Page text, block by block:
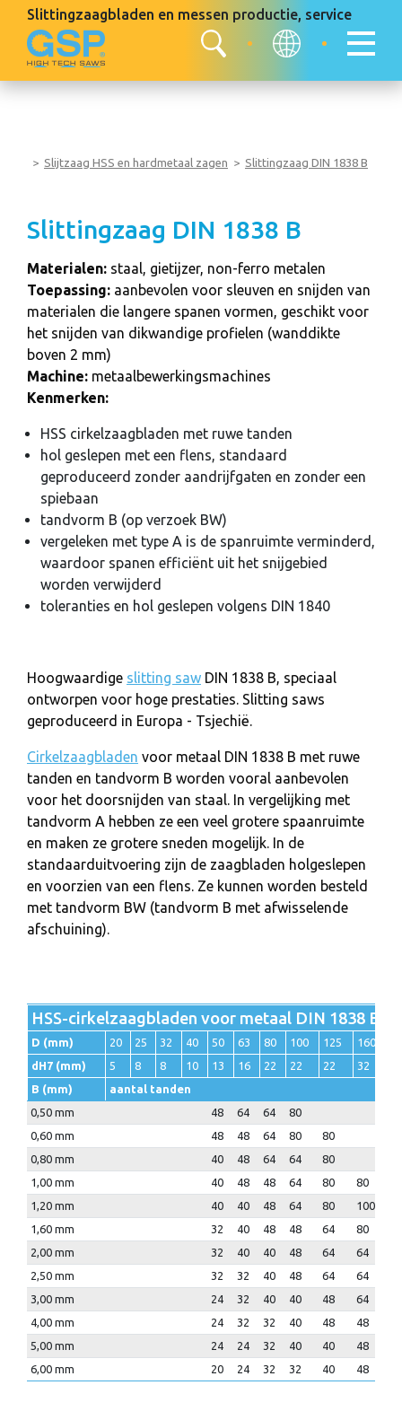
Slittingzaagbladen en messen productie, service
Slijtzaag HSS en hardmetaal zagen Slittingzaag DIN 1838 B
Slittingzaag DIN 1838 B
Materialen: staal, gietijzer, non-ferro metalen
Toepassing: aanbevolen voor sleuven en snijden van
materialen die langere spanen vormen, geschikt voor
het snijden van dikwandige profielen (wanddikte
boven 2 mm)
Machine: metaalbewerkingsmachines
Kenmerken:
HSS cirkelzaagbladen met ruwe tanden
hol geslepen met een flens, standaard
geproduceerd zonder aandrijfgaten en zonder een
spiebaan
tandvorm B (op verzoek BW)
vergeleken met type A is de spanruimte verminderd,
waardoor spanen efficiënt uit het snijgebied
worden verwijderd
toleranties en hol geslepen volgens DIN 1840
Hoogwaardige slitting saw DIN 1838 B, speciaal
ontworpen voor hoge prestaties. Slitting saws
geproduceerd in Europa - Tsjechië.
Cirkelzaagbladen voor metaal DIN 1838 B met ruwe
tanden en tandvorm B worden vooral aanbevolen
voor het doorsnijden van staal. In vergelijking met
tandvorm A hebben ze een veel grotere spaanruimte
en maken ze grotere sneden mogelijk. In de
standaarduitvoering zijn de zaagbladen holgeslepen
en voorzien van een flens. Ze kunnen worden besteld
met tandvorm BW (tandvorm B met afwisselende
afschuining).
HSS-cirkelzaagbladen voor metaal DIN 1838 B -
D (mm) 20 25 32 40 50 63 80 100 125 160
dH7 (mm)
5 8 8 10 13 16 22 22 22 32
B (mm)
aantal tanden
0,50 mm
48 64 64
80
0,60 mm
48 48 64 80
80
0,80 mm
40 48 64 64
80
1,00 mm
40 48 48 64 80
80
1,20 mm
40 40 48 64 80
100
1,60 mm
32 40 48 48 64 80
2,00 mm
32 40 40 48 64 64
2,50 mm
32 32 40 48 64 64
3,00 mm
24 32 40 40 48 64
4,00 mm
24 32 32 40 48 48
5,00 mm
24 24 32 40 40 48
6,00 mm
20 24 32 32 40 48